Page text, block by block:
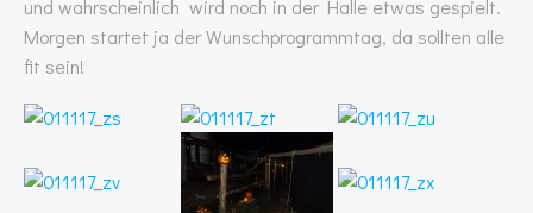
und wahrscheinlich wird noch in der Halle etwas gespielt.
Morgen startet ja der Wunschprogrammtag, da sollten alle
fit sein!